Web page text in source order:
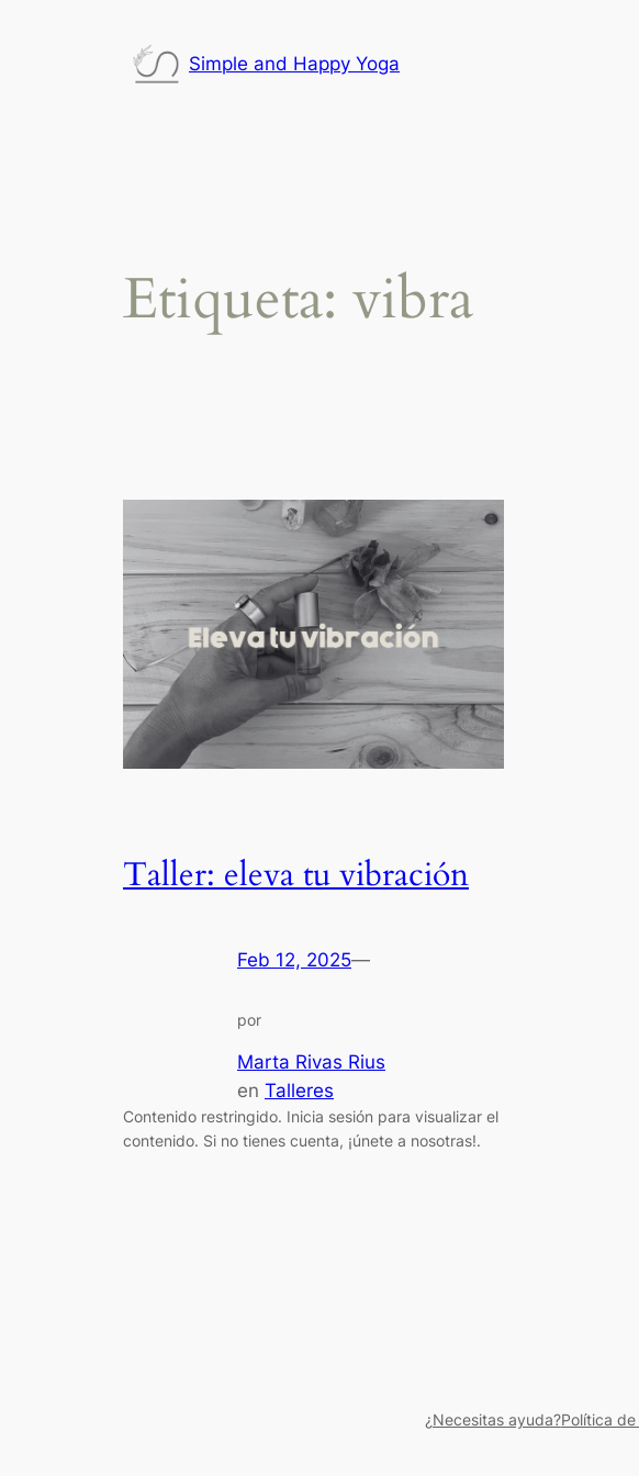
Simple and Happy Yoga
Etiqueta: vibra
Taller: eleva tu vibración
Feb 12, 2025—
por
Marta Rivas Rius
en Talleres
Contenido restringido. Inicia sesión para visualizar el
contenido. Si no tienes cuenta, ¡únete a nosotras!.
¿Necesitas ayuda?Política